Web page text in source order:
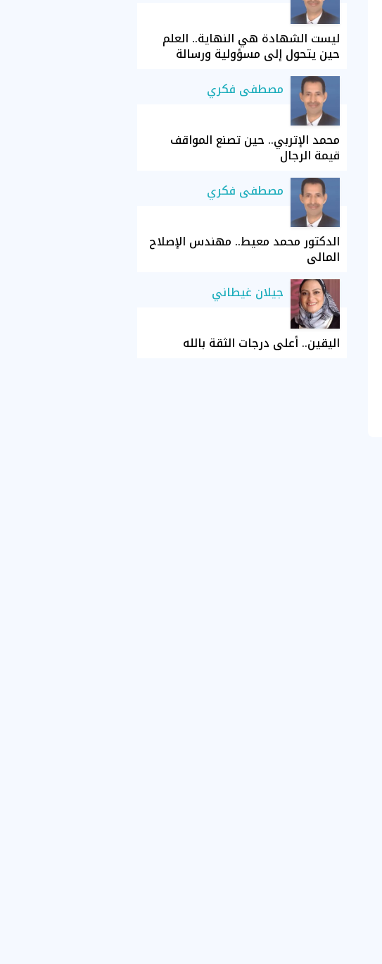
ليست الشهادة هي النهاية.. العلم
حين يتحول إلى مسؤولية ورسالة
مصطفى فكري
محمد الإتربي.. حين تصنع المواقف
قيمة الرجال
مصطفى فكري
الدكتور محمد معيط.. مهندس الإصلاح
المالي
جيلان غيطاني
اليقين.. أعلى درجات الثقة بالله